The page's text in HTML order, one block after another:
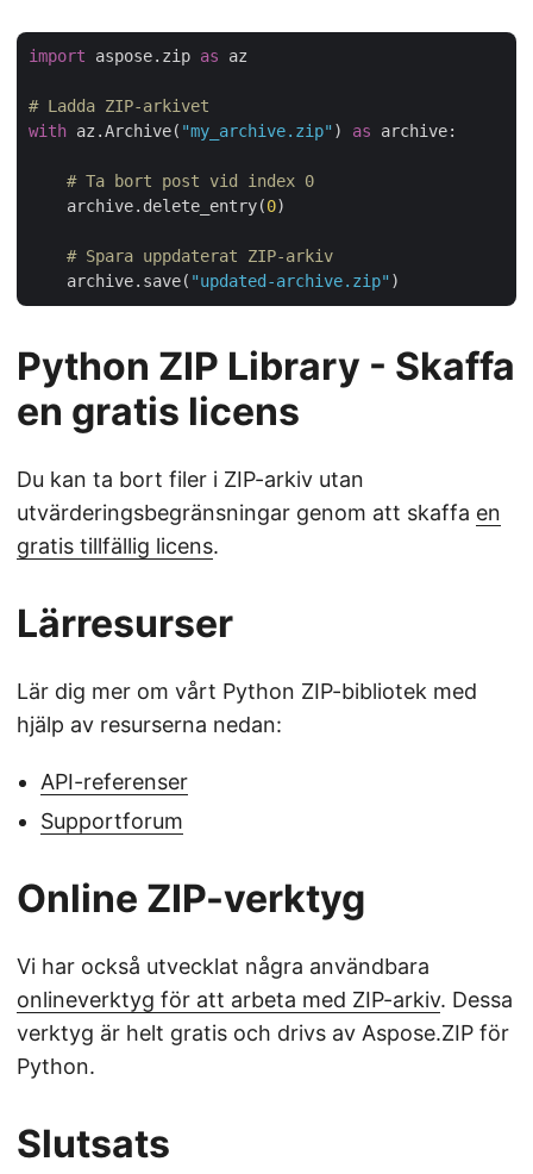
import aspose.zip as az
# Ladda ZIP-arkivet
with az.Archive( "my_archive.zip" ) as archive:
# Ta bort post vid index 0
    archive.delete_entry(
0)
# Spara uppdaterat ZIP-arkiv
    archive.save(
"updated-archive.zip"
Python ZIP Library - Skaffa
en gratis licens
Du kan ta bort filer i ZIP-arkiv utan
utvärderingsbegränsningar genom att skaffa en
gratis tillfällig licens.
Lärresurser
Lär dig mer om vårt Python ZIP-bibliotek med
hjälp av resurserna nedan:
API-referenser
Supportforum
Online ZIP-verktyg
Vi har också utvecklat några användbara
onlineverktyg för att arbeta med ZIP-arkiv. Dessa
verktyg är helt gratis och drivs av Aspose.ZIP för
Python.
Slutsats